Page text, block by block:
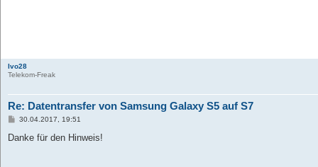
Ivo28
Telekom-Freak
Re: Datentransfer von Samsung Galaxy S5 auf S7
B
i
30.04.2017, 19:51
Danke für den Hinweis!